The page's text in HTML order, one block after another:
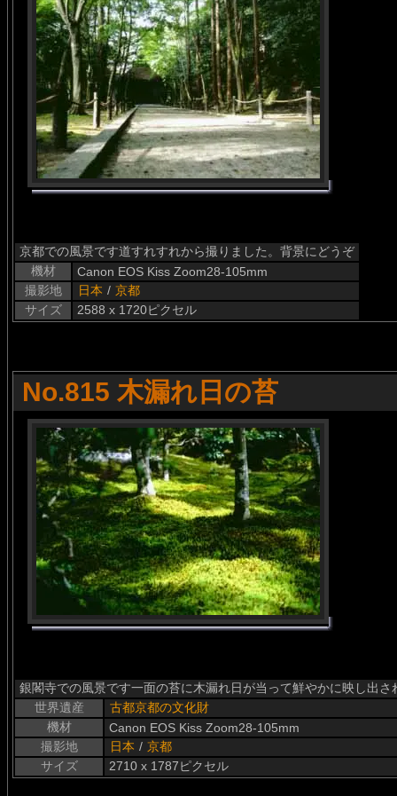
京都での風景です道すれすれから撮りました。背景にどうぞ
機材
Canon EOS Kiss Zoom28-105mm
撮影地
日本 / 京都
サイズ
2588 x 1720ピクセル
No.815 木漏れ日の苔
銀閣寺での風景です一面の苔に木漏れ日が当って鮮やかに映し出さ
世界遺産
古都京都の文化財
機材
Canon EOS Kiss Zoom28-105mm
撮影地
日本 / 京都
サイズ
2710 x 1787ピクセル